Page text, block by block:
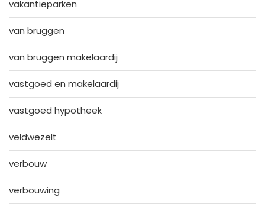
vakantieparken
van bruggen
van bruggen makelaardij
vastgoed en makelaardij
vastgoed hypotheek
veldwezelt
verbouw
verbouwing